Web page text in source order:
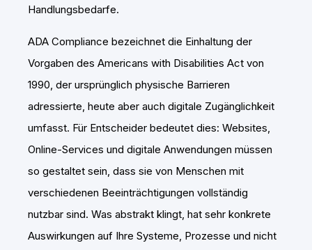
Handlungsbedarfe.
ADA Compliance bezeichnet die Einhaltung der
Vorgaben des Americans with Disabilities Act von
1990, der ursprünglich physische Barrieren
adressierte, heute aber auch digitale Zugänglichkeit
umfasst. Für Entscheider bedeutet dies: Websites,
Online-Services und digitale Anwendungen müssen
so gestaltet sein, dass sie von Menschen mit
verschiedenen Beeinträchtigungen vollständig
nutzbar sind. Was abstrakt klingt, hat sehr konkrete
Auswirkungen auf Ihre Systeme, Prozesse und nicht